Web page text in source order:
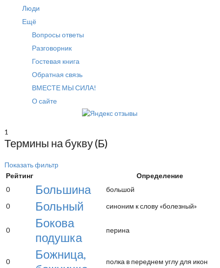
Люди
Ещё
Вопросы ответы
Разговорник
Гостевая книга
Обратная связь
ВМЕСТЕ МЫ СИЛА!
О сайте
1
Термины на букву (Б)
Показать фильтр
Рейтинг
Определение
0
Большина
большой
0
Больный синоним к слову «болезный»
0
Бокова
подушка
перина
0
Божница,
полка в переднем углу для икон